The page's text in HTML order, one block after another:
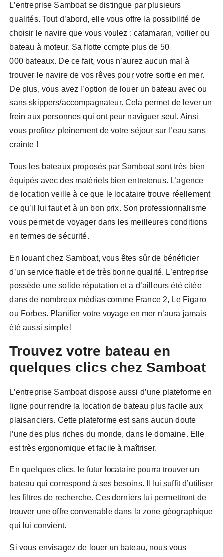
L’entreprise Samboat se distingue par plusieurs
qualités. Tout d’abord, elle vous offre la possibilité de
choisir le navire que vous voulez : catamaran, voilier ou
bateau à moteur. Sa flotte compte plus de 50
000 bateaux. De ce fait, vous n’aurez aucun mal à
trouver le navire de vos rêves pour votre sortie en mer.
De plus, vous avez l’option de louer un bateau avec ou
sans skippers/accompagnateur. Cela permet de lever un
frein aux personnes qui ont peur naviguer seul. Ainsi
vous profitez pleinement de votre séjour sur l’eau sans
crainte !
Tous les bateaux proposés par Samboat sont très bien
équipés avec des matériels bien entretenus. L’agence
de location veille à ce que le locataire trouve réellement
ce qu’il lui faut et à un bon prix. Son professionnalisme
vous permet de voyager dans les meilleures conditions
en termes de sécurité.
En louant chez Samboat, vous êtes sûr de bénéficier
d’un service fiable et de très bonne qualité. L’entreprise
possède une solide réputation et a d’ailleurs été citée
dans de nombreux médias comme France 2, Le Figaro
ou Forbes. Planifier votre voyage en mer n’aura jamais
été aussi simple !
Trouvez votre bateau en
quelques clics chez Samboat
L’entreprise Samboat dispose aussi d’une plateforme en
ligne pour rendre la location de bateau plus facile aux
plaisanciers. Cette plateforme est sans aucun doute
l’une des plus riches du monde, dans le domaine. Elle
est très ergonomique et facile à maîtriser.
En quelques clics, le futur locataire pourra trouver un
bateau qui correspond à ses besoins. Il lui suffit d’utiliser
les filtres de recherche. Ces derniers lui permettront de
trouver une offre convenable dans la zone géographique
qui lui convient.
Si vous envisagez de louer un bateau, nous vous